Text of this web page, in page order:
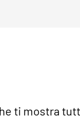
ti mostra